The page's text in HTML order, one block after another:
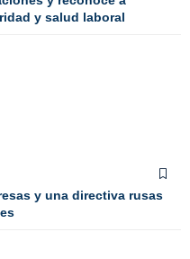
y salud laboral
y una directiva rusas